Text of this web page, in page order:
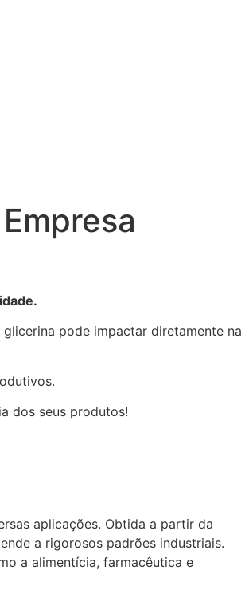
pode impactar diretamente na
dos seus produtos!
aplicações. Obtida a partir da
a rigorosos padrões industriais.
a alimentícia, farmacêutica e